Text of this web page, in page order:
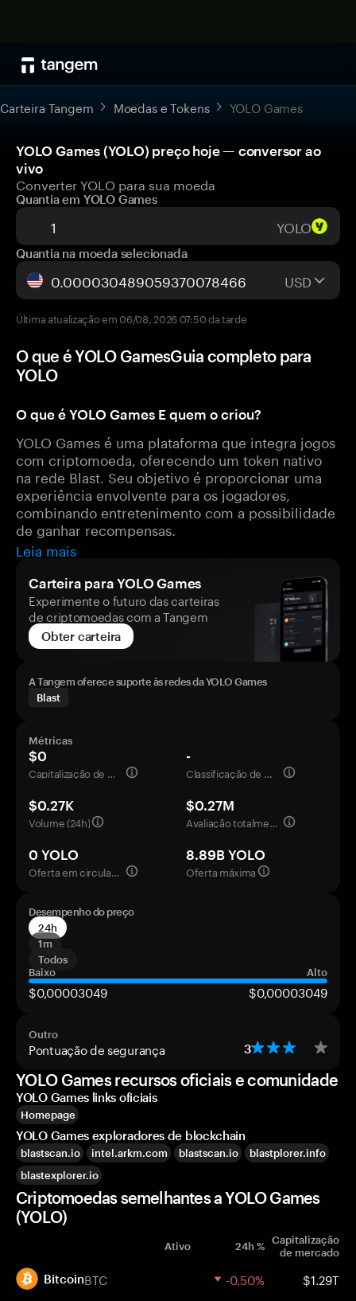
Carteira Tangem Moedas e Tokens YOLO Games
YOLO Games (YOLO) preço hoje — conversor ao
vivo
Converter YOLO para sua moeda
Quantia em YOLO Games
YOLO
Quantia na moeda selecionada
USD
Última atualização em 06/08, 2026 07:50 da tarde
O que é YOLO GamesGuia completo para
YOLO
O que é YOLO Games E quem o criou?
YOLO Games é uma plataforma que integra jogos
com criptomoeda, oferecendo um token nativo
na rede Blast. Seu objetivo é proporcionar uma
experiência envolvente para os jogadores,
combinando entretenimento com a possibilidade
de ganhar recompensas.
Leia mais
Carteira para YOLO Games
Experimente o futuro das carteiras
de criptomoedas com a Tangem
Obter carteira
A Tangem oferece suporte às redes da YOLO Games
Blast
Métricas
$0
Capitalização de mercado
-
Classificação de mercado
$0.27K
Volume (24h)
$0.27M
Avaliação totalmente diluída
0 YOLO
Oferta em circulação
8.89B YOLO
Oferta máxima
Desempenho do preço
24h
1m
Todos
Baixo
Alto
$0,00003049 $0,00003049
Outro
Pontuação de segurança 3
YOLO Games recursos oficiais e comunidade
YOLO Games links oficiais
Homepage
YOLO Games exploradores de blockchain
blastscan.io intel.arkm.com blastscan.io
blastplorer.info
blastexplorer.io
Criptomoedas semelhantes a YOLO Games
(YOLO)
Ativo 24h % Capitalização
de mercado
BitcoinBTC -0.50% $1.29T